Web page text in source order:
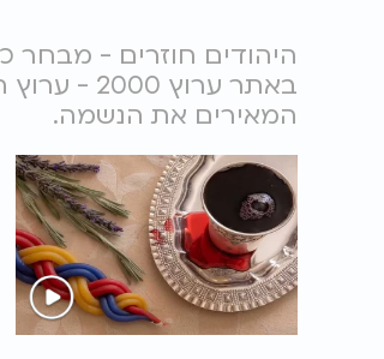
היהודים חוזרים - מבחר
באתר
המאירים את הנשמה.